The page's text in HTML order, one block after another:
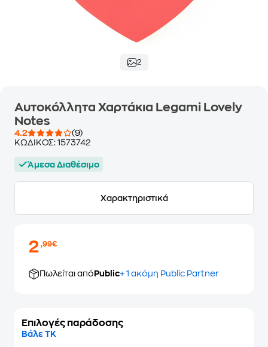
2
Αυτοκόλλητα Χαρτάκια Legami Lovely
Notes
4.2
(9)
ΚΩΔΙΚΟΣ: 1573742
Άμεσα Διαθέσιμο
Χαρακτηριστικά
2,99€
Πωλείται από Public+ 1 ακόμη Public Partner
Επιλογές παράδοσης
Βάλε ΤΚ